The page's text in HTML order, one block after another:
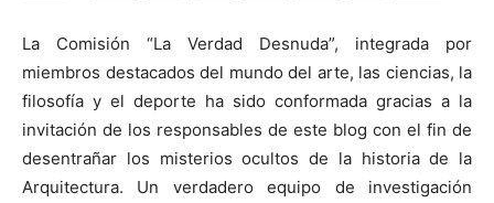
La Comisión “La Verdad Desnuda”, integrada por
miembros destacados del mundo del arte, las ciencias, la
filosofía y el deporte ha sido conformada gracias a la
invitación de los responsables de este blog con el fin de
desentrañar los misterios ocultos de la historia de la
Arquitectura. Un verdadero equipo de investigación